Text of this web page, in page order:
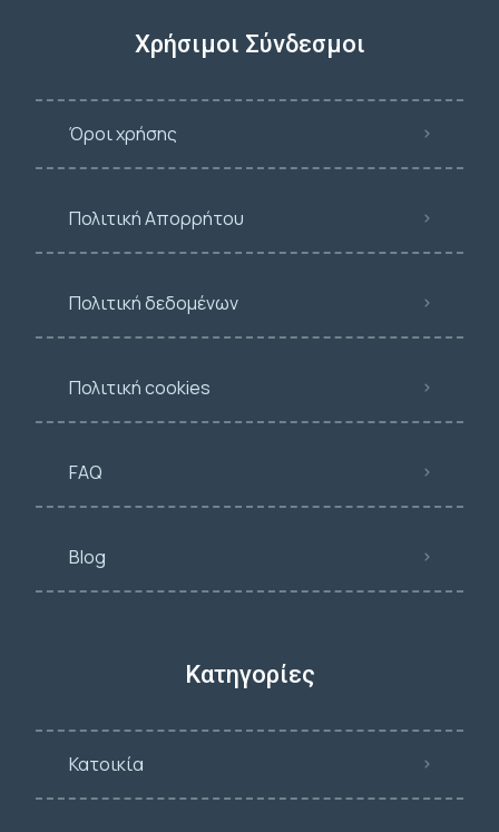
Χρήσιμοι Σύνδεσμοι
Όροι χρήσης
Πολιτική Απορρήτου
Πολιτική δεδομένων
Πολιτική cookies
FAQ
Blog
Κατηγορίες
Κατοικία